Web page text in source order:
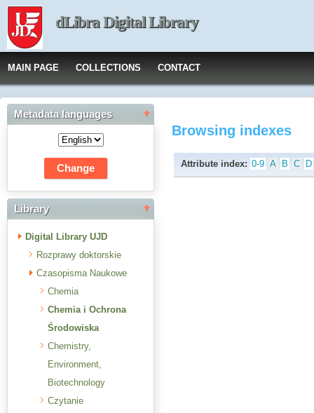
dLibra Digital Library
MAIN PAGE COLLECTIONS CONTACT
Metadata languages
Library
Digital Library UJD
Rozprawy doktorskie
Czasopisma Naukowe
Chemia
Chemia i Ochrona
Środowiska
Chemistry,
Environment,
Biotechnology
Czytanie
Browsing indexes
Attribute index: 0-9 A B C D